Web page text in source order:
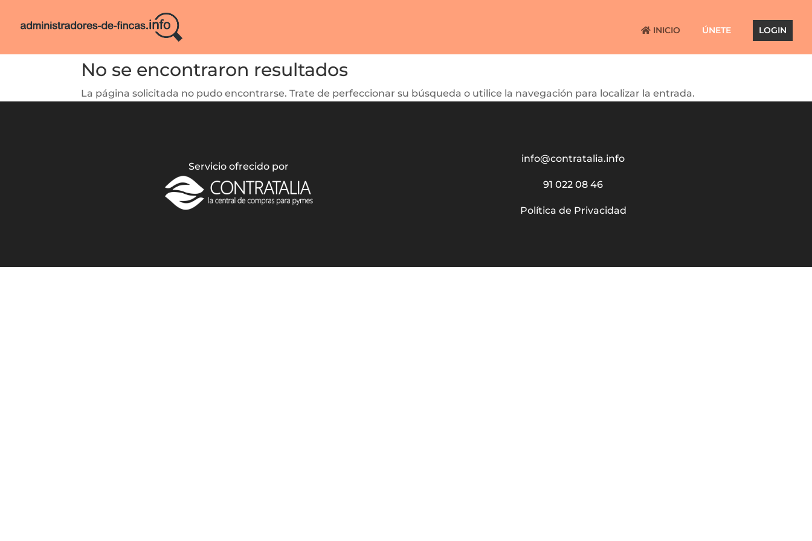
INICIO ÚNETE LOGIN
No se encontraron resultados
La página solicitada no pudo encontrarse. Trate de perfeccionar su búsqueda o utilice la navegación para localizar la entrada.
Servicio ofrecido por
info@contratalia.info
91 022 08 46
Política de Privacidad